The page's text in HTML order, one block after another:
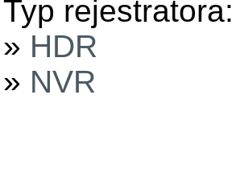
Typ rejestratora:
» HDR
» NVR